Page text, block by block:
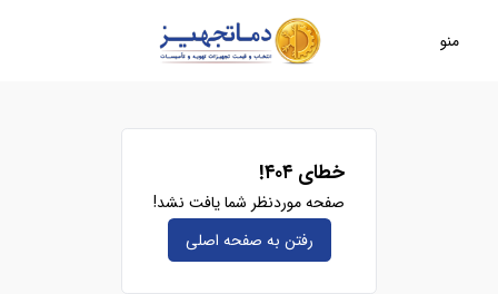
منو
خطای ۴۰۴!
صفحه موردنظر شما یافت نشد!
رفتن به صفحه‌ اصلی